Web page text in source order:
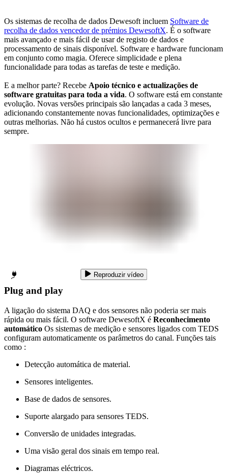
Os sistemas de recolha de dados Dewesoft incluem Software de
recolha de dados vencedor de prémios DewesoftX. É o software
mais avançado e mais fácil de usar de registo de dados e
processamento de sinais disponível. Software e hardware funcionam
em conjunto como magia. Oferece simplicidade e plena
funcionalidade para todas as tarefas de teste e medição.
E a melhor parte? Recebe Apoio técnico e actualizações de
software gratuitas para toda a vida. O software está em constante
evolução. Novas versões principais são lançadas a cada 3 meses,
adicionando constantemente novas funcionalidades, optimizações e
outras melhorias. Não há custos ocultos e permanecerá livre para
sempre.
Reproduzir vídeo
Plug and play
A ligação do sistema DAQ e dos sensores não poderia ser mais
rápida ou mais fácil. O software DewesoftX é Reconhecimento
automático Os sistemas de medição e sensores ligados com TEDS
configuram automaticamente os parâmetros do canal. Funções tais
como :
Detecção automática de material.
Sensores inteligentes.
Base de dados de sensores.
Suporte alargado para sensores TEDS.
Conversão de unidades integradas.
Uma visão geral dos sinais em tempo real.
Diagramas eléctricos.